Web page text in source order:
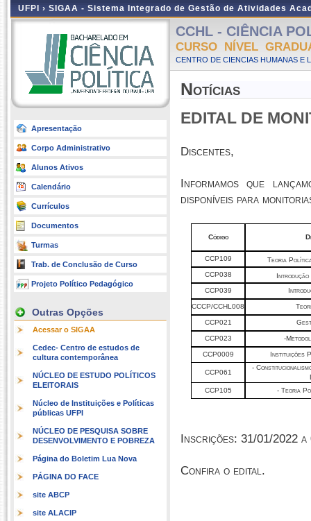
UFPI › SIGAA - Sistema Integrado de Gestão de Atividades
Apresentação
Corpo Administrativo
Alunos Ativos
Calendário
Currículos
Documentos
Turmas
Trab. de Conclusão de Curso
Projeto Político Pedagógico
Outras Opções
Acessar o SIGAA
Cedec- Centro de estudos de
cultura contemporânea
NÚCLEO DE ESTUDO POLÍTICOS
ELEITORAIS
Núcleo de Instituições e Políticas
públicas UFPI
NÚCLEO DE PESQUISA SOBRE
DESENVOLVIMENTO E POBREZA
Página do Boletim Lua Nova
PÁGINA DO FACE
site ABCP
site ALACIP
CCHL - CIÊNCIA
CURSO NÍVEL
CENTRO DE CIENCIAS HUMANAS E
Notícias
EDITAL DE
Discentes,
Informamos que
disponíveis para
Código
CCP109
Teoria
CCP038
Introdução
CCP039
CCCP/CCHL008
CCP021
CCP023 -
CCP0009 Instituições
CCP061
-
CCP105
- Teoria
Inscrições: 31/01/2022 a
Confira o edital.